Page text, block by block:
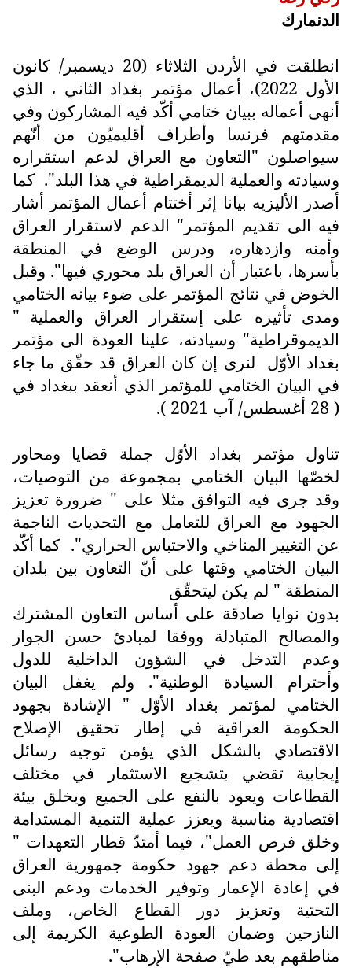
الدنمارك
انطلقت في الأردن الثلاثاء (20 ديسمبر/ كانون
الأول 2022)، أعمال مؤتمر بغداد الثاني ، الذي
أنهى أعماله ببيان ختامي أكّد فيه المشاركون وفي
مقدمتهم فرنسا وأطراف أقليميّون من أنّهم
سيواصلون "التعاون مع العراق لدعم استقراره
وسيادته والعملية الديمقراطية في هذا البلد". كما
أصدر الأليزيه بيانا إثر أختتام أعمال المؤتمر أشار
فيه الى تقديم المؤتمر" الدعم لاستقرار العراق
وأمنه وازدهاره، ودرس الوضع في المنطقة
بأسرها، باعتبار أن العراق بلد محوري فيها". وقبل
الخوض في نتائج المؤتمر على ضوء بيانه الختامي
ومدى تأثيره على إستقرار العراق والعملية "
الديموقراطية" وسيادته، علينا العودة الى مؤتمر
بغداد الأوّل لنرى إن كان العراق قد حقّق ما جاء
في البيان الختامي للمؤتمر الذي أنعقد ببغداد في
( 28 أغسطس/ آب 2021 ).
تناول مؤتمر بغداد الأوّل جملة قضايا ومحاور
لخصّها البيان الختامي بمجموعة من التوصيات،
وقد جرى فيه التوافق مثلا على " ضرورة تعزيز
الجهود مع العراق للتعامل مع التحديات الناجمة
عن التغيير المناخي والاحتباس الحراري". كما أكّد
البيان الختامي وقتها على أنّ التعاون بين بلدان
المنطقة " لم يكن ليتحقّق
بدون نوايا صادقة على أساس التعاون المشترك
والمصالح المتبادلة ووفقا لمبادئ حسن الجوار
وعدم التدخل في الشؤون الداخلية للدول
وأحترام السيادة الوطنية". ولم يغفل البيان
الختامي لمؤتمر بغداد الأوّل " الإشادة بجهود
الحكومة العراقية في إطار تحقيق الإصلاح
الاقتصادي بالشكل الذي يؤمن توجيه رسائل
إيجابية تقضي بتشجيع الاستثمار في مختلف
القطاعات ويعود بالنفع على الجميع ويخلق بيئة
اقتصادية مناسبة ويعزز عملية التنمية المستدامة
وخلق فرص العمل"، فيما أمتدّ قطار التعهدات "
إلى محطة دعم جهود حكومة جمهورية العراق
في إعادة الإعمار وتوفير الخدمات ودعم البنى
التحتية وتعزيز دور القطاع الخاص، وملف
النازحين وضمان العودة الطوعية الكريمة إلى
مناطقهم بعد طيّ صفحة الإرهاب".